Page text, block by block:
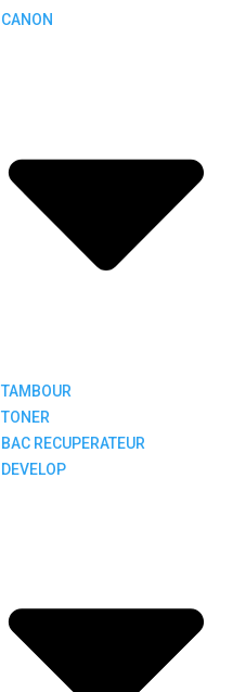
CANON
TAMBOUR
TONER
BAC RECUPERATEUR
DEVELOP